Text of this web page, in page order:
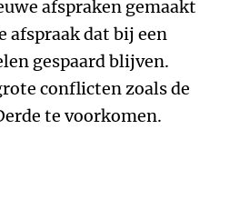
afspraken gemaakt
afspraak dat bij een
gespaard blijven.
conflicten zoals de
te voorkomen.